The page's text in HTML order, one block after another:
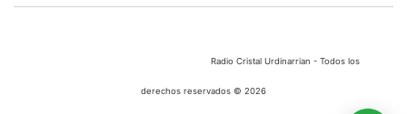
Radio Cristal Urdinarrian - Todos los
derechos reservados © 2026